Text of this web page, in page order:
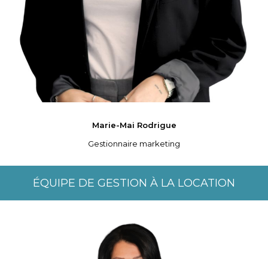
Marie-Mai Rodrigue
Gestionnaire marketing
ÉQUIPE DE GESTION À LA LOCATION